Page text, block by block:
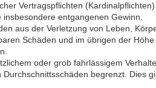
Vertragspflichten
entgangenen Gewinn.
aus der Verletzung von Leben,
Schäden und im übrigen der
oder grob fahrlässigem
begrenzt. Dies